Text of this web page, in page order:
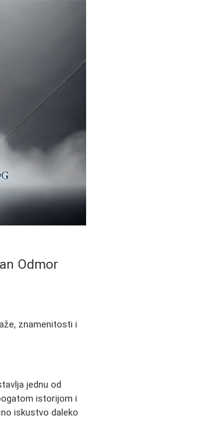
Odmor
znamenitosti i
jednu od
istorijom i
iskustvo daleko